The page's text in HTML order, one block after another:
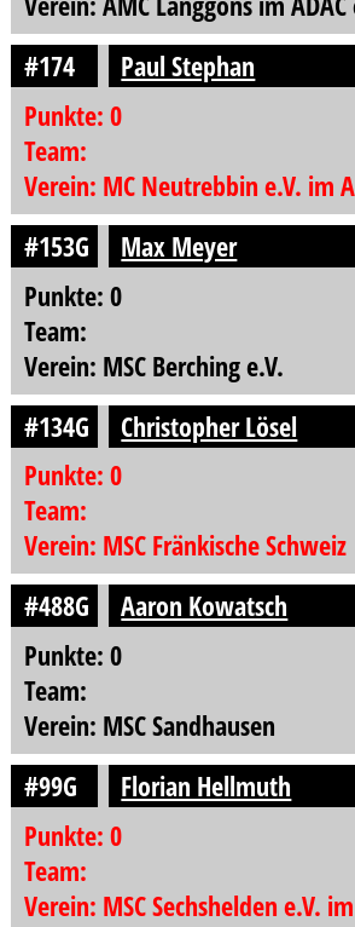
#174
Paul Stephan
Punkte: 0
Team:
Verein: MC Neutrebbin e.V. im
#153G
Max Meyer
Punkte: 0
Team:
Verein: MSC Berching e.V.
#134G
Christopher Lösel
Punkte: 0
Team:
Verein: MSC Fränkische Schweiz
#488G
Aaron Kowatsch
Punkte: 0
Team:
Verein: MSC Sandhausen
#99G
Florian Hellmuth
Punkte: 0
Team:
Verein: MSC Sechshelden e.V.